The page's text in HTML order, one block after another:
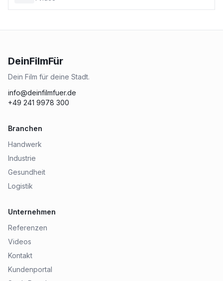
DeinFilmFür
Dein Film für deine Stadt.
info@deinfilmfuer.de
+49 241 9978 300
Branchen
Handwerk
Industrie
Gesundheit
Logistik
Unternehmen
Referenzen
Videos
Kontakt
Kundenportal